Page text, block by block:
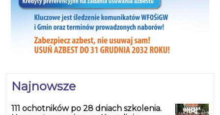
Najnowsze
111 ochotników po 28 dniach szkolenia.